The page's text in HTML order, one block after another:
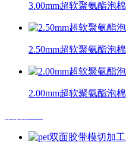
3.00mm超软聚氨酯泡棉
2.50mm超软聚氨酯泡棉
2.00mm超软聚氨酯泡棉